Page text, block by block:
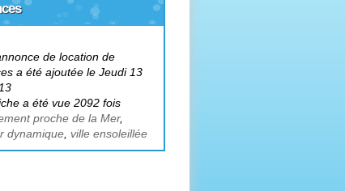
de location de
a été ajoutée le Jeudi 13
a été vue 2092 fois
proche de la Mer,
dynamique ville ensoleillée